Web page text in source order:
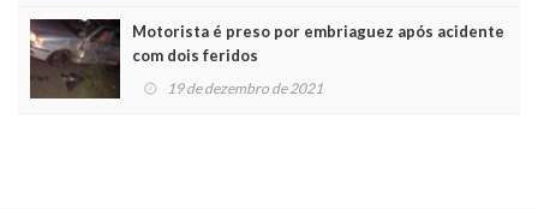
Motorista é preso por embriaguez após acidente
com dois feridos
19 de dezembro de 2021